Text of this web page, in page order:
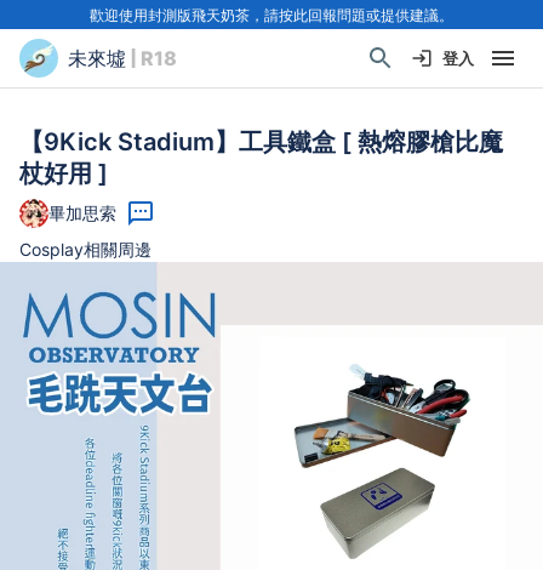
歡迎使用封測版飛天奶茶，請按此回報問題或提供建議。
未來墟 | R18 登入
【9Kick Stadium】工具鐵盒 [ 熱熔膠槍比魔
杖好用 ]
畢加思索
Cosplay相關周邊